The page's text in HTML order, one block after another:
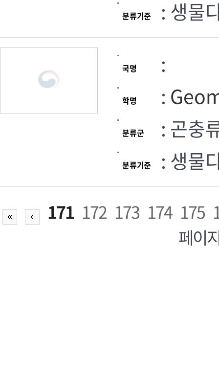
분류기준 : 생물
국명 :
학명 :
분류군 : 곤충
분류기준 : 생물
171 172 173 174 175
페이